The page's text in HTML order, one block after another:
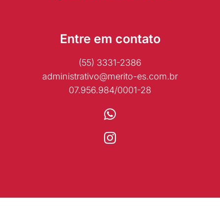
Entre em contato
(55) 3331-2386
administrativo@merito-es.com.br
07.956.984/0001-28